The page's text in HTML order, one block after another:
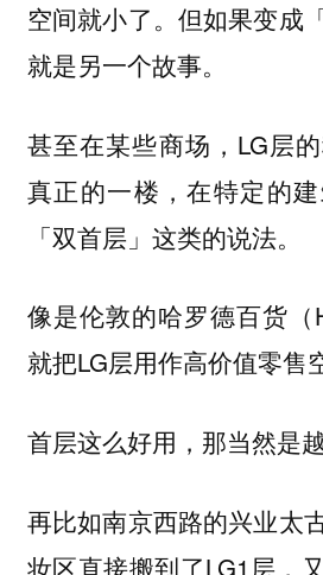
空间就小了。但如果变成
就是另一个故事。
甚至在某些商场，LG层
真正的一楼，在特定的
「双首层」这类的说法。
像是伦敦的哈罗德百货（
就把LG层用作高价值零售
首层这么好用，那当然是越
再比如南京西路的兴业太
妆区直接搬到了LG1层，